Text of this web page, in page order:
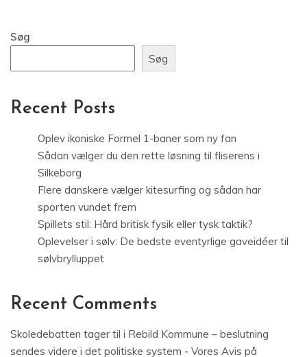
Søg
Søg
Recent Posts
Oplev ikoniske Formel 1-baner som ny fan
Sådan vælger du den rette løsning til fliserens i
Silkeborg
Flere danskere vælger kitesurfing og sådan har
sporten vundet frem
Spillets stil: Hård britisk fysik eller tysk taktik?
Oplevelser i sølv: De bedste eventyrlige gaveidéer til
sølvbrylluppet
Recent Comments
Skoledebatten tager til i Rebild Kommune – beslutning
sendes videre i det politiske system - Vores Avis på